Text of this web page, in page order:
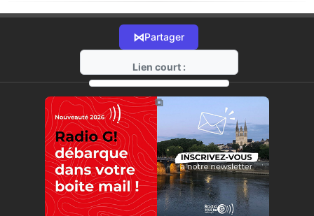
⋈Partager
Lien court :
https://radio-g.fr?8017
⧉